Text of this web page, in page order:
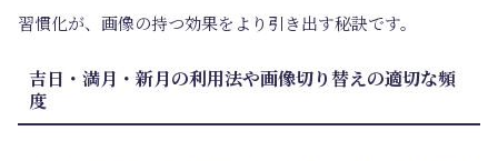
習慣化が、画像の持つ効果をより引き出す秘訣です。
吉日・満月・新月の利用法や画像切り替えの適切な頻
度